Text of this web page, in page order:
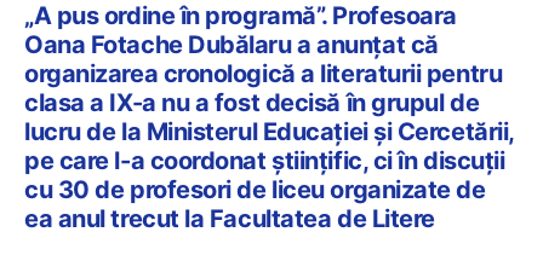
„A pus ordine în programă”. Profesoara
Oana Fotache Dubălaru a anunțat că
organizarea cronologică a literaturii pentru
clasa a IX-a nu a fost decisă în grupul de
lucru de la Ministerul Educației și Cercetării,
pe care l-a coordonat științific, ci în discuții
cu 30 de profesori de liceu organizate de
ea anul trecut la Facultatea de Litere